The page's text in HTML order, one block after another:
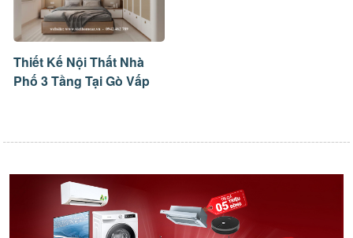
Thiết Kế Nội Thất Nhà
Phố 3 Tầng Tại Gò Vấp